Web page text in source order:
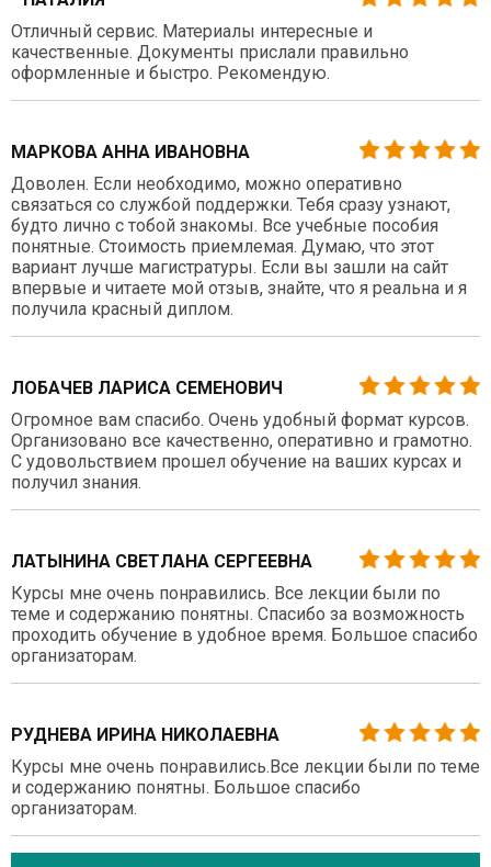
Отличный сервис. Материалы интересные и
качественные. Документы прислали правильно
оформленные и быстро. Рекомендую.
МАРКОВА АННА ИВАНОВНА
Доволен. Если необходимо, можно оперативно
связаться со службой поддержки. Тебя сразу узнают,
будто лично с тобой знакомы. Все учебные пособия
понятные. Стоимость приемлемая. Думаю, что этот
вариант лучше магистратуры. Если вы зашли на сайт
впервые и читаете мой отзыв, знайте, что я реальна и я
получила красный диплом.
ЛОБАЧЕВ ЛАРИСА СЕМЕНОВИЧ
Огромное вам спасибо. Очень удобный формат курсов.
Организовано все качественно, оперативно и грамотно.
С удовольствием прошел обучение на ваших курсах и
получил знания.
ЛАТЫНИНА СВЕТЛАНА СЕРГЕЕВНА
Курсы мне очень понравились. Все лекции были по
теме и содержанию понятны. Спасибо за возможность
проходить обучение в удобное время. Большое спасибо
организаторам.
РУДНЕВА ИРИНА НИКОЛАЕВНА
Курсы мне очень понравились.Все лекции были по теме
и содержанию понятны. Большое спасибо
организаторам.